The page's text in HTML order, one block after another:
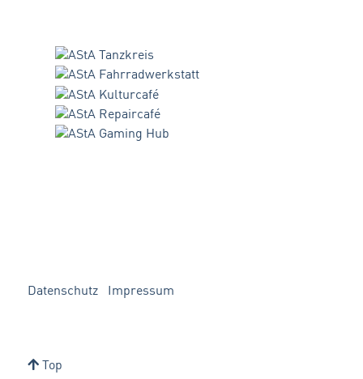
Datenschutz Impressum
Top